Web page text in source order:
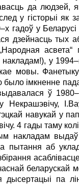
да людзей,
у гісторыі як
гадоў у
дзейнасць тых
асвета“
у
мовы.
імк­ненне
ў
навукай у
4 гады таму
накладам выдаў
аб
беларускай
па